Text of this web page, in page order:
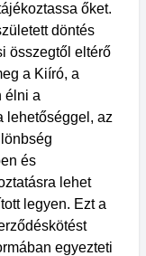
őket.
döntés
összegtől eltérő
a Kiíró, a
élni a
lehetőséggel, az
és
lehet
legyen. Ezt a
egyezteti